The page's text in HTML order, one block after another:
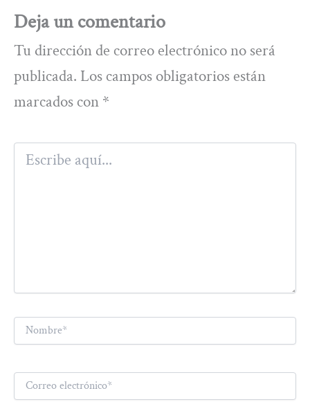
Deja un comentario
Tu dirección de correo electrónico no será
publicada. Los campos obligatorios están
marcados con *
Escribe
aquí...
Nombre*
Correo
electrónico*